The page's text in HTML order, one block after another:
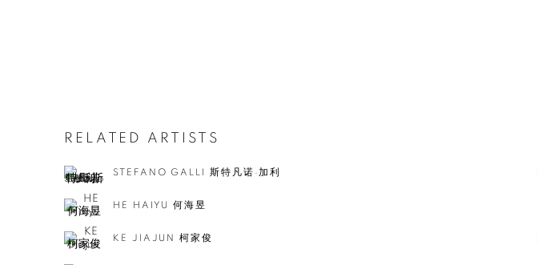
RELATED ARTISTS
STEFANO GALLI 斯特凡诺·加利
HE HAIYU 何海昱
KE JIAJUN 柯家俊